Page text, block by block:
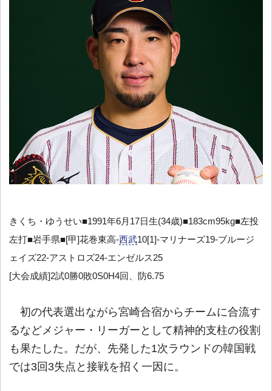
きくち・ゆうせい■1991年6月17日生(34歳)■183cm95kg■左投
左打■岩手県■[甲]花巻東高-西武10[1]-マリナーズ19-ブルージ
ェイズ22-アストロズ24-エンゼルス25
[大会成績]2試0勝0敗0S0H4回、防6.75
初の代表選出ながら宮崎合宿からチームに合流す
るなどメジャー・リーガーとして精神的支柱の役割
も果たした。だが、先発した1次ラウンドの韓国戦
では3回3失点と接戦を招く一因に。